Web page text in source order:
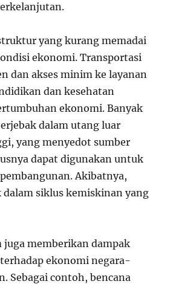
yang kurang memadai
ekonomi. Transportasi
dan akses minim ke layanan
dan kesehatan
ekonomi. Banyak
dalam utang luar
yang menyedot sumber
dapat digunakan untuk
Akibatnya,
dalam siklus kemiskinan yang
juga memberikan dampak
ekonomi negara-
Sebagai contoh, bencana